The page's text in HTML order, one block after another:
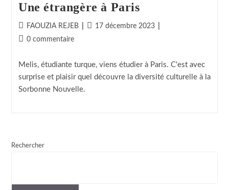
Une étrangère à Paris
FAOUZIA REJEB
17 décembre 2023
0 commentaire
Melis, étudiante turque, viens étudier à Paris. C'est avec
surprise et plaisir quel découvre la diversité culturelle à la
Sorbonne Nouvelle.
Rechercher